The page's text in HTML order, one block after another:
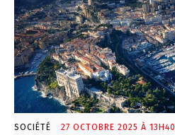
SOCIÉTÉ 27 OCTOBRE 2025 À 13H40